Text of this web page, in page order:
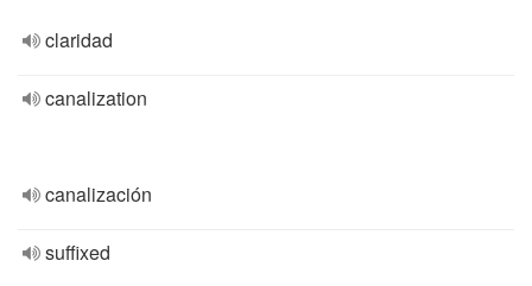
claridad
canalization
canalización
suffixed